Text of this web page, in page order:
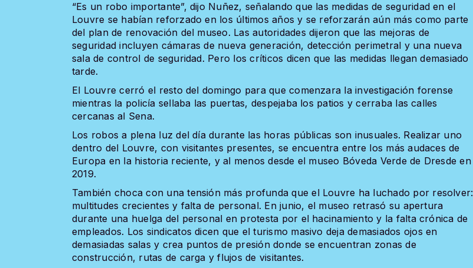
“Es un robo importante”, dijo Nuñez, señalando que las medidas de seguridad en el
Louvre se habían reforzado en los últimos años y se reforzarán aún más como parte
del plan de renovación del museo. Las autoridades dijeron que las mejoras de
seguridad incluyen cámaras de nueva generación, detección perimetral y una nueva
sala de control de seguridad. Pero los críticos dicen que las medidas llegan demasiado
tarde.
El Louvre cerró el resto del domingo para que comenzara la investigación forense
mientras la policía sellaba las puertas, despejaba los patios y cerraba las calles
cercanas al Sena.
Los robos a plena luz del día durante las horas públicas son inusuales. Realizar uno
dentro del Louvre, con visitantes presentes, se encuentra entre los más audaces de
Europa en la historia reciente, y al menos desde el museo Bóveda Verde de Dresde en
2019.
También choca con una tensión más profunda que el Louvre ha luchado por resolver:
multitudes crecientes y falta de personal. En junio, el museo retrasó su apertura
durante una huelga del personal en protesta por el hacinamiento y la falta crónica de
empleados. Los sindicatos dicen que el turismo masivo deja demasiados ojos en
demasiadas salas y crea puntos de presión donde se encuentran zonas de
construcción, rutas de carga y flujos de visitantes.